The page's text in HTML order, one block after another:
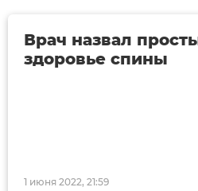
1 июня 2022, 21:59
Врач назвал
здоровье спины